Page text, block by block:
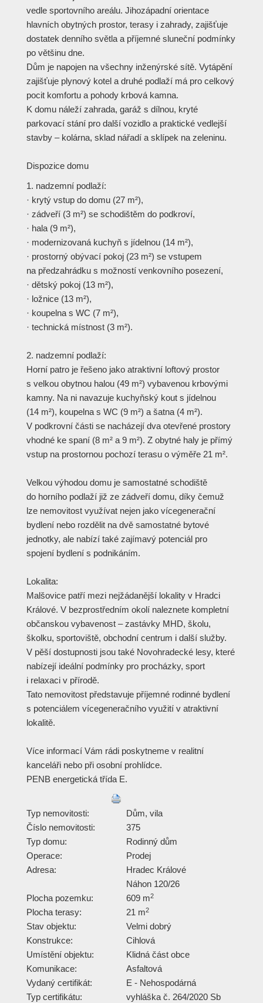
vedle sportovního areálu. Jihozápadní orientace
hlavních obytných prostor, terasy i zahrady, zajišťuje
dostatek denního světla a příjemné sluneční podmínky
po většinu dne.
Dům je napojen na všechny inženýrské sítě. Vytápění
zajišťuje plynový kotel a druhé podlaží má pro celkový
pocit komfortu a pohody krbová kamna.
K domu náleží zahrada, garáž s dílnou, kryté
parkovací stání pro další vozidlo a praktické vedlejší
stavby – kolárna, sklad nářadí a sklípek na zeleninu.
Dispozice domu
1. nadzemní podlaží:
· krytý vstup do domu (27 m²),
· zádveří (3 m²) se schodištěm do podkroví,
· hala (9 m²),
· modernizovaná kuchyň s jídelnou (14 m²),
· prostorný obývací pokoj (23 m²) se vstupem
na předzahrádku s možností venkovního posezení,
· dětský pokoj (13 m²),
· ložnice (13 m²),
· koupelna s WC (7 m²),
· technická místnost (3 m²).
2. nadzemní podlaží:
Horní patro je řešeno jako atraktivní loftový prostor
s velkou obytnou halou (49 m²) vybavenou krbovými
kamny. Na ni navazuje kuchyňský kout s jídelnou
(14 m²), koupelna s WC (9 m²) a šatna (4 m²).
V podkrovní části se nacházejí dva otevřené prostory
vhodné ke spaní (8 m² a 9 m²). Z obytné haly je přímý
vstup na prostornou pochozí terasu o výměře 21 m².
Velkou výhodou domu je samostatné schodiště
do horního podlaží již ze zádveří domu, díky čemuž
lze nemovitost využívat nejen jako vícegenerační
bydlení nebo rozdělit na dvě samostatné bytové
jednotky, ale nabízí také zajímavý potenciál pro
spojení bydlení s podnikáním.
Lokalita:
Malšovice patří mezi nejžádanější lokality v Hradci
Králové. V bezprostředním okolí naleznete kompletní
občanskou vybavenost – zastávky MHD, školu,
školku, sportoviště, obchodní centrum i další služby.
V pěší dostupnosti jsou také Novohradecké lesy, které
nabízejí ideální podmínky pro procházky, sport
i relaxaci v přírodě.
Tato nemovitost představuje příjemné rodinné bydlení
s potenciálem vícegeneračního využití v atraktivní
lokalitě.
Více informací Vám rádi poskytneme v realitní
kanceláři nebo při osobní prohlídce.
PENB energetická třída E.
Typ nemovitosti:
Dům, vila
Číslo nemovitosti:
375
Typ domu:
Rodinný dům
Operace:
Prodej
Adresa:
Hradec Králové
Náhon 120/26
Plocha pozemku:
609 m2
Plocha terasy: 21 m2
Stav objektu:
Velmi dobrý
Konstrukce:
Cihlová
Umístění objektu:
Klidná část obce
Komunikace:
Asfaltová
Vydaný certifikát:
E - Nehospodárná
Typ certifikátu:
vyhláška č. 264/2020 Sb